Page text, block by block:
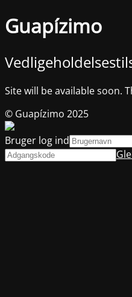
Guapízimo
Site will be available soon.
© Guapízimo 2025
Bruger log ind